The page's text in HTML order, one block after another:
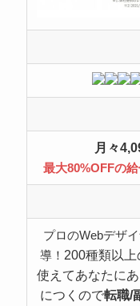
月々
最大80%OFFの
プロのWebデザ
導！ 200種類以
使えてあなたに
につくので転職/